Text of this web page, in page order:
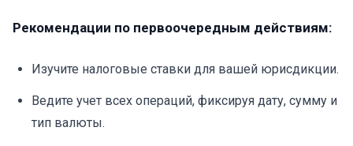
Рекомендации по первоочередным действиям:
Изучите налоговые ставки для вашей юрисдикции.
Ведите учет всех операций, фиксируя дату, сумму и
тип валюты.